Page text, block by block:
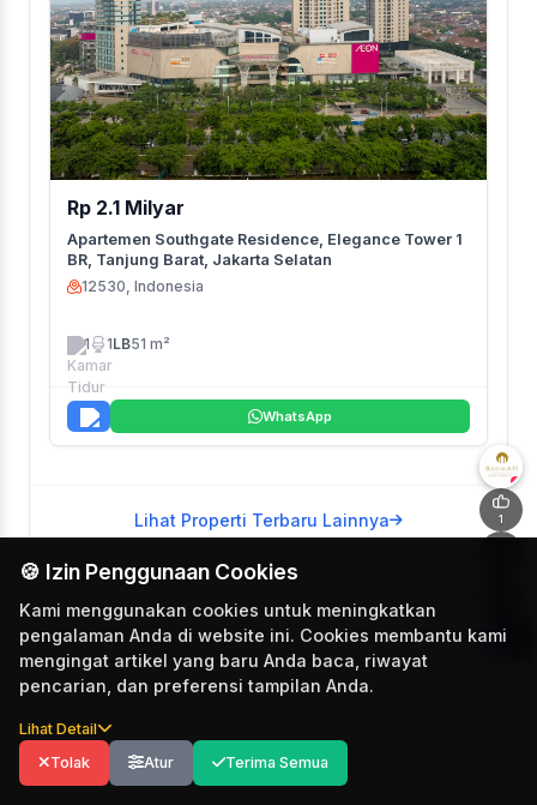
Rp 2.1 Milyar
Apartemen Southgate Residence, Elegance Tower 1
BR, Tanjung Barat, Jakarta Selatan
12530, Indonesia
1 1LB51 m²
WhatsApp
Lihat Properti Terbaru Lainnya
+
1
🍪 Izin Penggunaan Cookies
Kami menggunakan cookies untuk meningkatkan
pengalaman Anda di website ini. Cookies membantu kami
mengingat artikel yang baru Anda baca, riwayat
pencarian, dan preferensi tampilan Anda.
Lihat Detail
Tolak
Atur
Terima Semua
For You Koleksi